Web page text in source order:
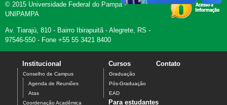
© 2015 Universidade Federal do Pampa -
UNIPAMPA
Av. Tiarajú, 810 - Bairro Ibirapuitã - Alegrete, RS -
97546-550 - Fone +55 55 3421 8400
Institucional
Conselho de Campus
Agenda de Reuniões
Atas
Coordenação Acadêmica
Cursos
Graduação
Pós-Graduação
EAD
Contato
Para estudantes